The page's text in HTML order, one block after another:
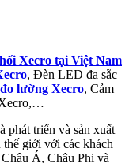
Xecro tại Việt Nam
, Đèn LED đa sắc
lường Xecro, Cảm
Xecro,…
phát triển và sản xuất
thế giới với các khách
Á, Châu Phi và